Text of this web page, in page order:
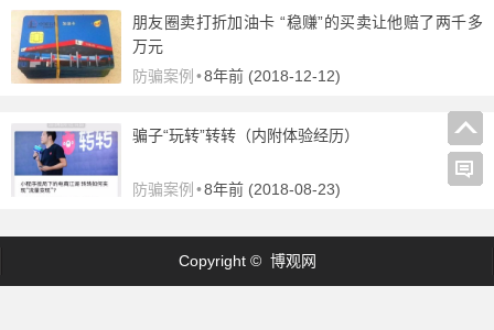
朋友圈卖打折加油卡 “稳赚”的买卖让他赔了两千多
万元
防骗案例 •8年前 (2018-12-12)
骗子“玩转”转转（内附体验经历）
防骗案例 •8年前 (2018-08-23)
Copyright © 博观网